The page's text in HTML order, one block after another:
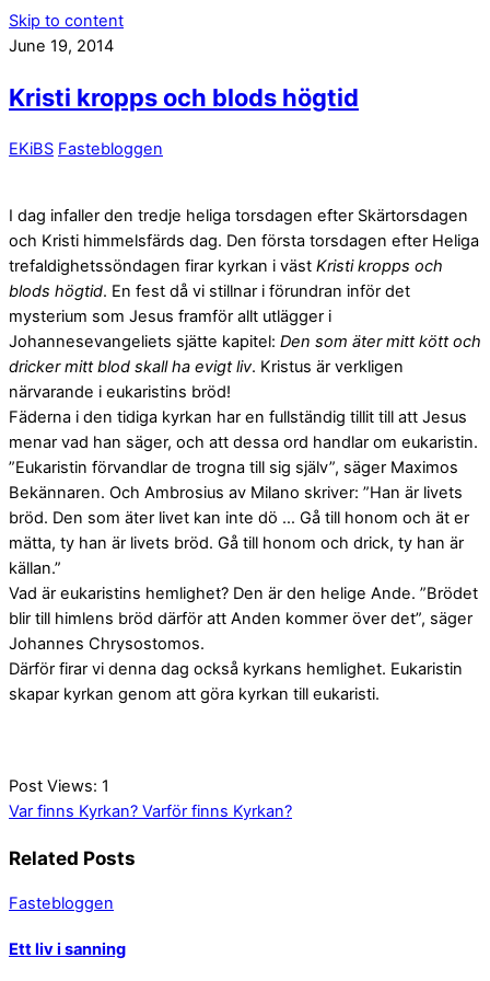
Skip to content
June 19, 2014
Kristi kropps och blods högtid
EKiBS Fastebloggen
I dag infaller den tredje heliga torsdagen efter Skärtorsdagen
och Kristi himmelsfärds dag. Den första torsdagen efter Heliga
trefaldighetssöndagen firar kyrkan i väst Kristi kropps och
blods högtid. En fest då vi stillnar i förundran inför det
mysterium som Jesus framför allt utlägger i
Johannesevangeliets sjätte kapitel: Den som äter mitt kött och
dricker mitt blod skall ha evigt liv. Kristus är verkligen
närvarande i eukaristins bröd!
Fäderna i den tidiga kyrkan har en fullständig tillit till att Jesus
menar vad han säger, och att dessa ord handlar om eukaristin.
”Eukaristin förvandlar de trogna till sig själv”, säger Maximos
Bekännaren. Och Ambrosius av Milano skriver: ”Han är livets
bröd. Den som äter livet kan inte dö … Gå till honom och ät er
mätta, ty han är livets bröd. Gå till honom och drick, ty han är
källan.”
Vad är eukaristins hemlighet? Den är den helige Ande. ”Brödet
blir till himlens bröd därför att Anden kommer över det”, säger
Johannes Chrysostomos.
Därför firar vi denna dag också kyrkans hemlighet. Eukaristin
skapar kyrkan genom att göra kyrkan till eukaristi.
Post Views: 1
Var finns Kyrkan? Varför finns Kyrkan?
Related Posts
Fastebloggen
Ett liv i sanning